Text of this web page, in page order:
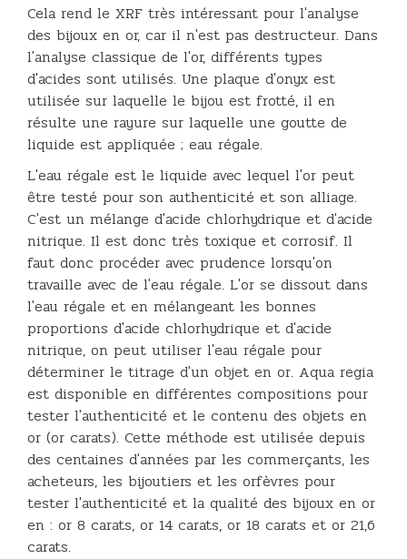
Cela rend le XRF très intéressant pour l'analyse
des bijoux en or, car il n'est pas destructeur. Dans
l'analyse classique de l'or, différents types
d'acides sont utilisés. Une plaque d'onyx est
utilisée sur laquelle le bijou est frotté, il en
résulte une rayure sur laquelle une goutte de
liquide est appliquée ; eau régale.
L'eau régale est le liquide avec lequel l'or peut
être testé pour son authenticité et son alliage.
C'est un mélange d'acide chlorhydrique et d'acide
nitrique. Il est donc très toxique et corrosif. Il
faut donc procéder avec prudence lorsqu'on
travaille avec de l'eau régale. L'or se dissout dans
l'eau régale et en mélangeant les bonnes
proportions d'acide chlorhydrique et d'acide
nitrique, on peut utiliser l'eau régale pour
déterminer le titrage d'un objet en or. Aqua regia
est disponible en différentes compositions pour
tester l'authenticité et le contenu des objets en
or (or carats). Cette méthode est utilisée depuis
des centaines d'années par les commerçants, les
acheteurs, les bijoutiers et les orfèvres pour
tester l'authenticité et la qualité des bijoux en or
en : or 8 carats, or 14 carats, or 18 carats et or 21,6
carats.